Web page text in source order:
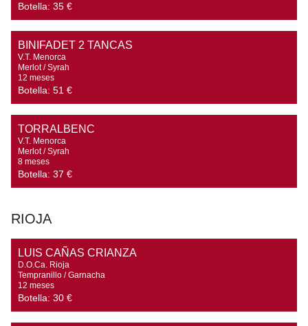
Botella: 35 €
BINIFADET 2 TANCAS
V.T. Menorca
Merlot / Syrah
12 meses
Botella: 51 €
TORRALBENC
V.T. Menorca
Merlot / Syrah
8 meses
Botella: 37 €
RIOJA
LUIS CAÑAS CRIANZA
D.O.Ca. Rioja
Tempranillo / Garnacha
12 meses
Botella: 30 €